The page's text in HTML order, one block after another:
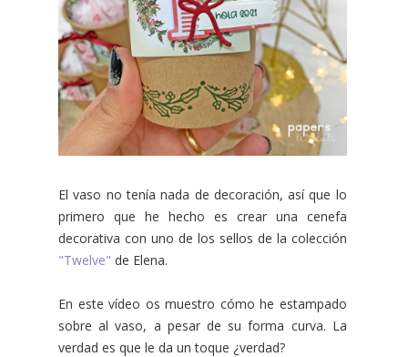
El vaso no tenía nada de decoración, así que lo
primero que he hecho es crear una cenefa
decorativa con uno de los sellos de la colección
"Twelve" de Elena.
En este vídeo os muestro cómo he estampado
sobre al vaso, a pesar de su forma curva. La
verdad es que le da un toque ¿verdad?